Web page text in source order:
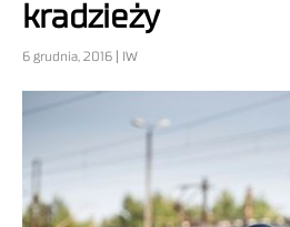
kradzieży
6 grudnia, 2016 | IW